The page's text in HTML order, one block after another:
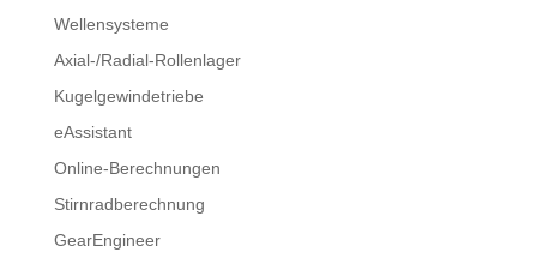
Wellensysteme
Axial-/Radial-Rollenlager
Kugelgewindetriebe
eAssistant
Online-Berechnungen
Stirnradberechnung
GearEngineer